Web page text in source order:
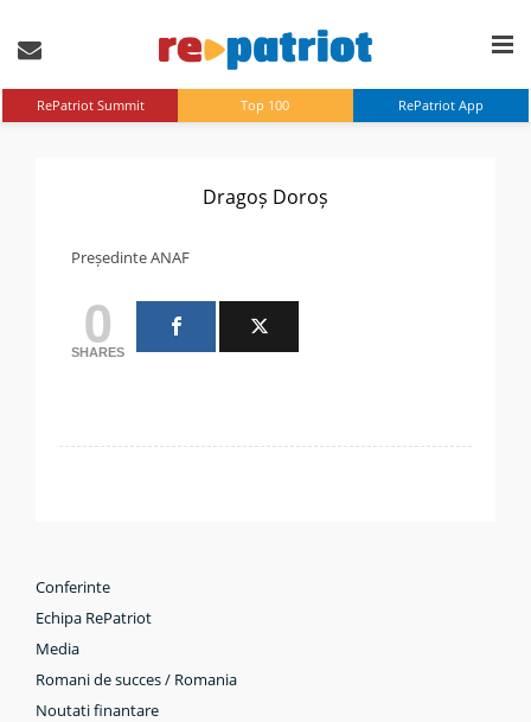
RePatriot Summit Top 100 RePatriot App
Dragoș Doroș
Președinte ANAF
0
SHARES
Conferinte
Echipa RePatriot
Media
Romani de succes / Romania
Noutati finantare